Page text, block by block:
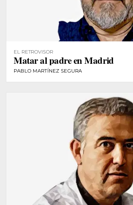
EL RETROVISOR
Matar al padre en Madrid
PABLO MARTÍNEZ SEGURA